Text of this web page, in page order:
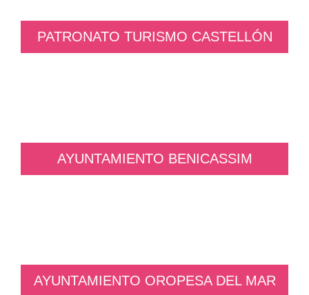
PATRONATO TURISMO CASTELLÓN
AYUNTAMIENTO BENICASSIM
AYUNTAMIENTO OROPESA DEL MAR